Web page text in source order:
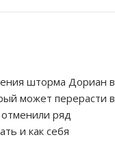
шторма Дориан в
может перерасти в
ряд
и как себя